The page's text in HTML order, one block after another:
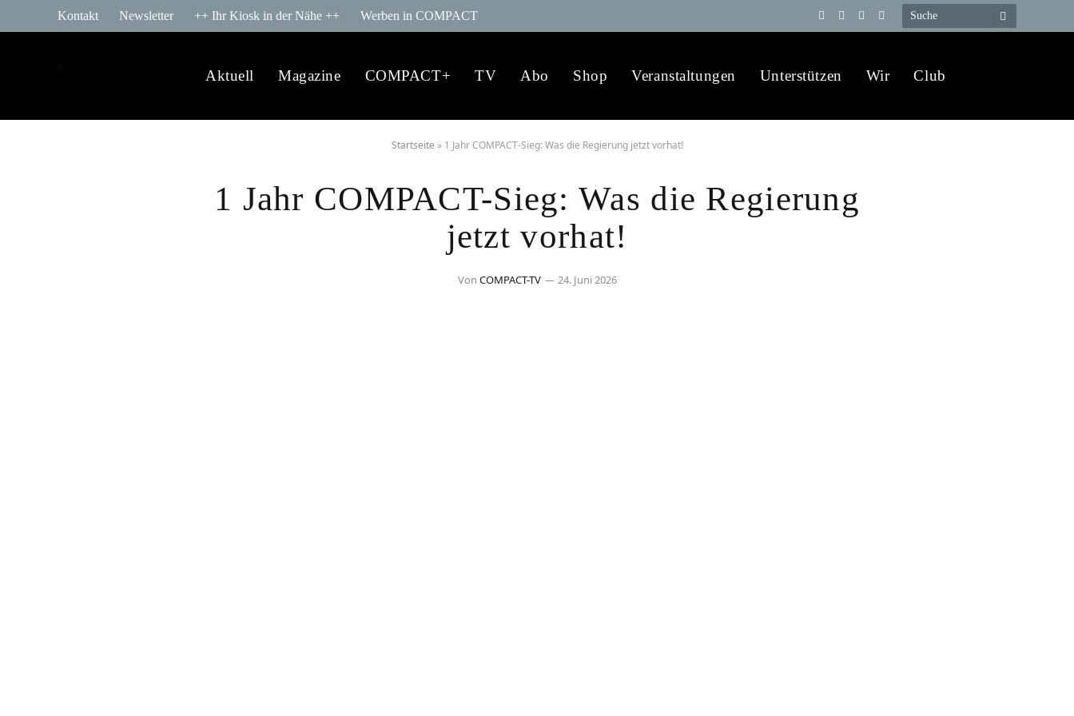
Kontakt Newsletter ++ Ihr Kiosk in der Nähe ++ Werben in COMPACT
Telegram
YouTube
X
WhatsApp
Aktuell Magazine COMPACT+ TV Abo Shop Veranstaltungen Unterstützen Wir Club
Startseite » 1 Jahr COMPACT-Sieg: Was die Regierung jetzt vorhat!
1 Jahr COMPACT-Sieg: Was die Regierung
jetzt vorhat!
Von COMPACT-TV 24. Juni 2026